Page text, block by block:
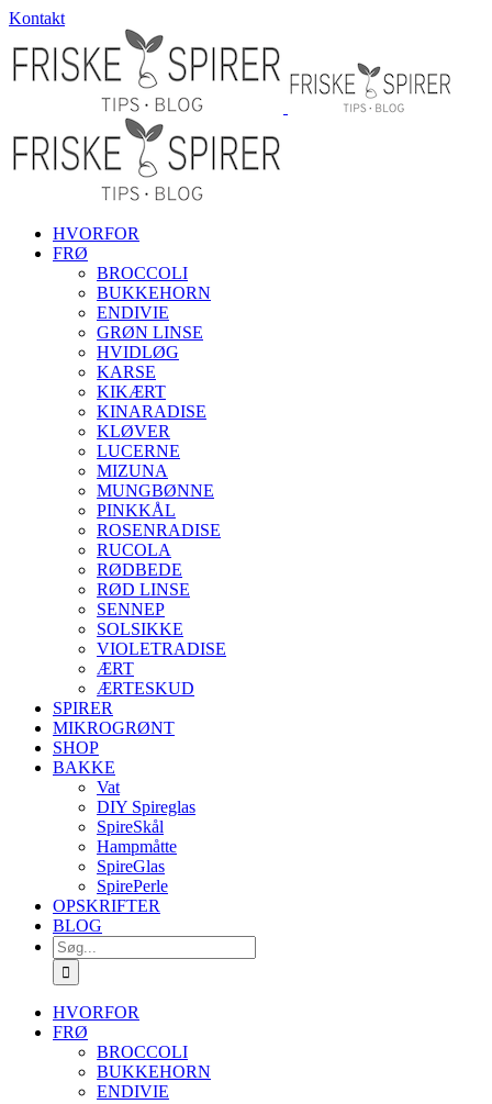
Skip
content
Kontakt
HVORFOR
FRØ
BROCCOLI
BUKKEHORN
ENDIVIE
GRØN LINSE
HVIDLØG
KARSE
KIKÆRT
KINARADISE
KLØVER
LUCERNE
MIZUNA
MUNGBØNNE
PINKKÅL
ROSENRADISE
RUCOLA
RØDBEDE
RØD LINSE
SENNEP
SOLSIKKE
VIOLETRADISE
ÆRT
ÆRTESKUD
SPIRER
MIKROGRØNT
SHOP
BAKKE
Vat
DIY Spireglas
SpireSkål
Hampmåtte
SpireGlas
SpirePerle
OPSKRIFTER
BLOG
Søg
efter:
HVORFOR
FRØ
BROCCOLI
BUKKEHORN
ENDIVIE